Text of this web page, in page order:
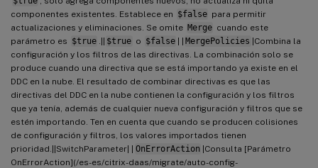
componentes existentes. Establece en $false para permitir
actualizaciones y eliminaciones. Se omite Merge cuando este
parámetro es $true .|| $true o $false | | MergePolicies |Combina la
configuración y los filtros de las directivas. La combinación solo se
produce cuando una directiva que se está importando ya existe en el
DDC en la nube. El resultado de combinar directivas es que las
directivas del DDC en la nube contienen la configuración y los filtros
que ya tenía, además de cualquier nueva configuración y filtros que se
estén importando. Ten en cuenta que cuando se producen colisiones
de configuración y filtros, los valores importados tienen
prioridad.||SwitchParameter| | OnErrorAction |Consulta [Parámetro
OnErrorAction](/es-es/citrix-daas/migrate/auto-config-